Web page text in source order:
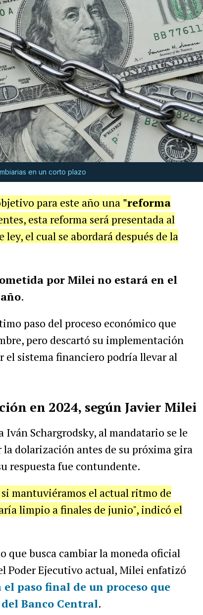
en un corto plazo
para este año una "reforma
esta reforma será presentada al
el cual se abordará después de la
por Milei no estará en el
.
paso del proceso económico que
pero descartó su implementación
el sistema financiero podría llevar al
en 2024, según Javier Milei
Schargrodsky, al mandatario se le
dolarización antes de su próxima gira
respuesta fue contundente.
si mantuviéramos el actual ritmo de
limpio a finales de junio", indicó el
que busca cambiar la moneda oficial
Poder Ejecutivo actual, Milei enfatizó
paso final de un proceso que
Banco Central.